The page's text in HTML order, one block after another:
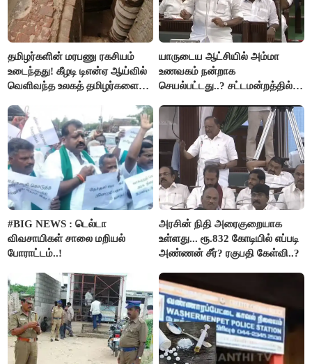
தமிழர்களின் மரபணு ரகசியம்
உடைந்தது! கீழடி டிஎன்ஏ ஆய்வில்
வெளிவந்த உலகத் தமிழர்களை
யாருடைய ஆட்சியில் அம்மா
உணவகம் நன்றாக
செயல்பட்டது..? சட்டமன்றத்தில்
#BIG NEWS : டெல்டா
விவசாயிகள் சாலை மறியல்
போராட்டம்..!
அரசின் நிதி அரைகுறையாக
உள்ளது... ரூ.832 கோடியில் எப்படி
அண்ணன் சீர்? ரகுபதி கேள்வி..?